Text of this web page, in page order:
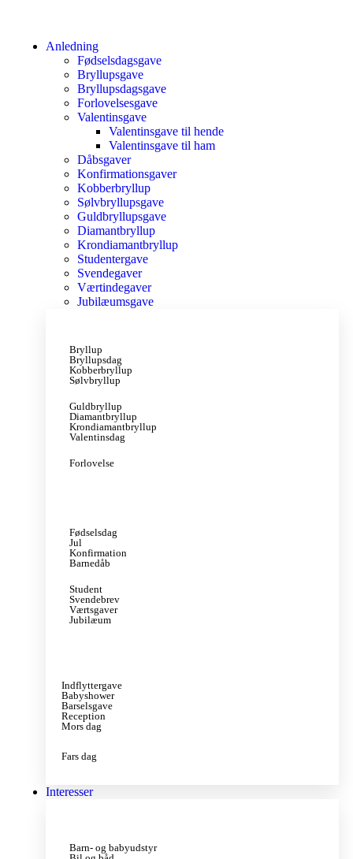
Anledning
Fødselsdagsgave
Bryllupsgave
Bryllupsdagsgave
Forlovelsesgave
Valentinsgave
Valentinsgave til hende
Valentinsgave til ham
Dåbsgaver
Konfirmationsgaver
Kobberbryllup
Sølvbryllupsgave
Guldbryllupsgave
Diamantbryllup
Krondiamantbryllup
Studentergave
Svendegaver
Værtindegaver
Jubilæumsgave
Bryllup
Bryllupsdag
Kobberbryllup
Sølvbryllup
Guldbryllup
Diamantbryllup
Krondiamantbryllup
Valentinsdag
Forlovelse
Fødselsdag
Jul
Konfirmation
Barnedåb
Student
Svendebrev
Værtsgaver
Jubilæum
Indflyttergave
Babyshower
Barselsgave
Reception
Mors dag
Fars dag
Interesser
Barn- og babyudstyr